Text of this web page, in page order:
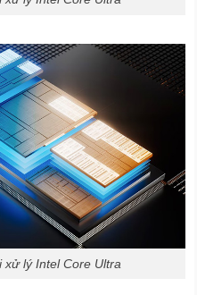
xử lý Intel Core Ultra